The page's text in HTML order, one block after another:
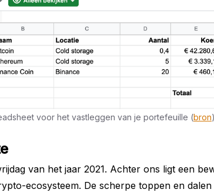
voor het vastleggen van je portefeuille (bron)
van het jaar 2021. Achter ons ligt een
ecosysteem. De scherpe toppen en dalen